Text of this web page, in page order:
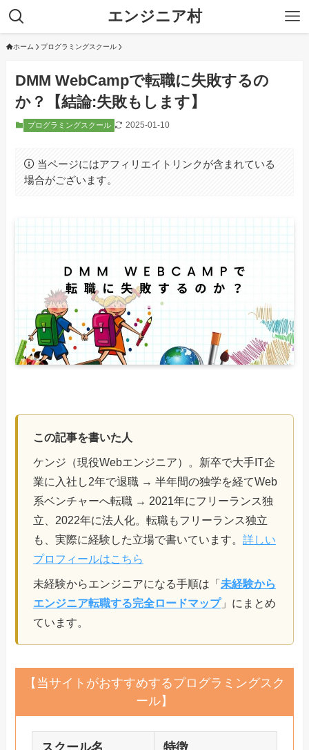
エンジニア村
ホーム プログラミングスクール
DMM WebCampで転職に失敗するの
か？【結論:失敗もします】
プログラミングスクール 2025-01-10
当ページにはアフィリエイトリンクが含まれている
場合がございます。
この記事を書いた人
ケンジ（現役Webエンジニア）。新卒で大手IT企
業に入社し2年で退職 → 半年間の独学を経てWeb
系ベンチャーへ転職 → 2021年にフリーランス独
立、2022年に法人化。転職もフリーランス独立
も、実際に経験した立場で書いています。 詳しい
プロフィールはこちら
未経験からエンジニアになる手順は「未経験から
エンジニア転職する完全ロードマップ」にまとめ
ています。
【当サイトがおすすめするプログラミングスク
ール】
スクール名 特徴